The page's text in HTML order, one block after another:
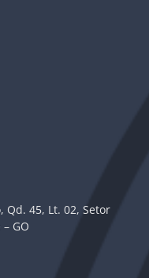
Qd. 45, Lt. 02, Setor
GO